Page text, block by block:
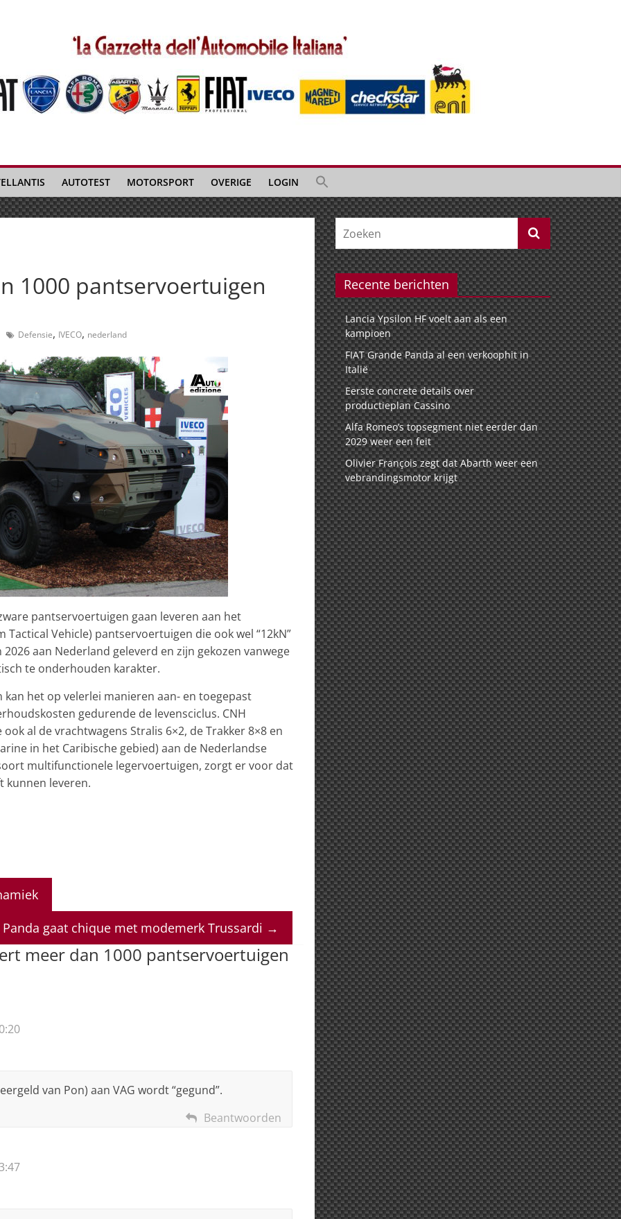
AUTOTEST MOTORSPORT OVERIGE LOGIN
1000 pantservoertuigen
Defensie, IVECO, nederland
pantservoertuigen gaan leveren aan het
Tactical Vehicle) pantservoertuigen die ook wel “12kN”
aan Nederland geleverd en zijn gekozen vanwege
te onderhouden karakter.
kan het op velerlei manieren aan- en toegepast
gedurende de levensciclus. CNH
al de vrachtwagens Stralis 6×2, de Trakker 8×8 en
in het Caribische gebied) aan de Nederlandse
multifunctionele legervoertuigen, zorgt er voor dat
kunnen leveren.
Panda gaat chique met modemerk Trussardi →
meer dan 1000 pantservoertuigen
van Pon) aan VAG wordt “gegund”.
Beantwoorden
Recente berichten
Lancia Ypsilon HF voelt aan als een
kampioen
FIAT Grande Panda al een verkoophit in
Italië
Eerste concrete details over
productieplan Cassino
Alfa Romeo’s topsegment niet eerder dan
2029 weer een feit
Olivier François zegt dat Abarth weer een
vebrandingsmotor krijgt